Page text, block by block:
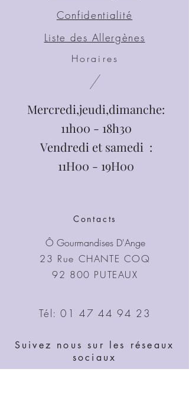
Confidentialité
Liste des Allergènes
Horaires
Mercredi,jeudi,dimanche:
11h00 - 18h30
Vendredi et samedi :
11H00 - 19H00
Contacts
Ô Gourmandises D'Ange
23 Rue CHANTE COQ
92 800 PUTEAUX
Tél: 01 47 44 94 23
Suivez nous sur les réseaux
sociaux